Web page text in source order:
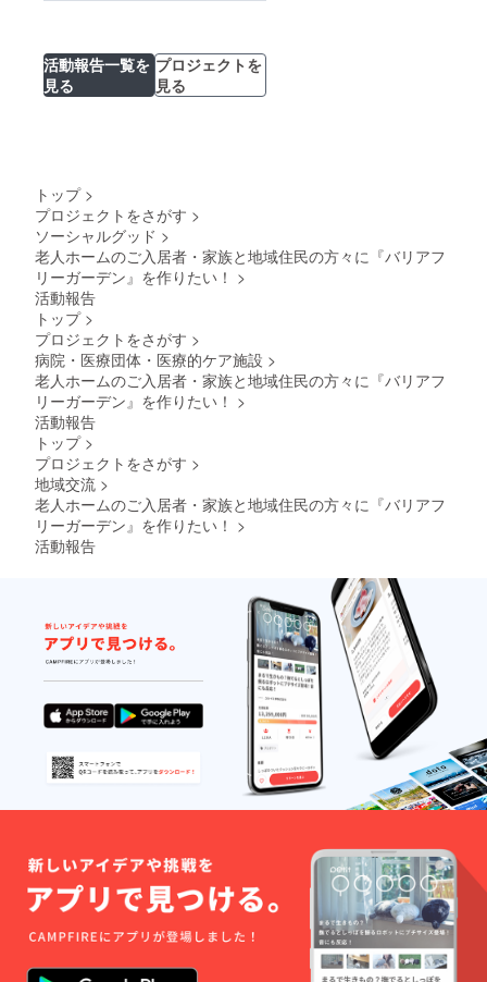
活動報告一覧を
見る
プロジェクトを
見る
トップ >
プロジェクトをさがす >
ソーシャルグッド >
老人ホームのご入居者・家族と地域住民の方々に『バリアフ
リーガーデン』を作りたい！ >
活動報告
トップ >
プロジェクトをさがす >
病院・医療団体・医療的ケア施設 >
老人ホームのご入居者・家族と地域住民の方々に『バリアフ
リーガーデン』を作りたい！ >
活動報告
トップ >
プロジェクトをさがす >
地域交流 >
老人ホームのご入居者・家族と地域住民の方々に『バリアフ
リーガーデン』を作りたい！ >
活動報告